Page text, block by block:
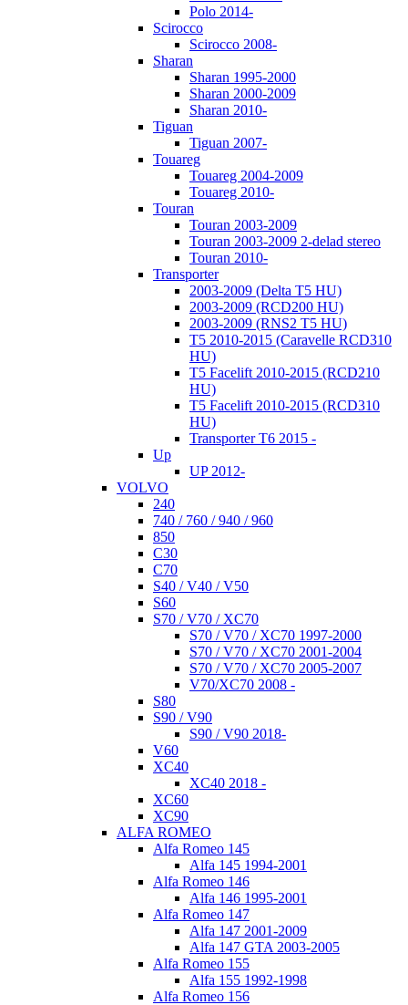
Polo 2014-
Scirocco
Scirocco 2008-
Sharan
Sharan 1995-2000
Sharan 2000-2009
Sharan 2010-
Tiguan
Tiguan 2007-
Touareg
Touareg 2004-2009
Touareg 2010-
Touran
Touran 2003-2009
Touran 2003-2009 2-delad stereo
Touran 2010-
Transporter
2003-2009 (Delta T5 HU)
2003-2009 (RCD200 HU)
2003-2009 (RNS2 T5 HU)
T5 2010-2015 (Caravelle RCD310
HU)
T5 Facelift 2010-2015 (RCD210
HU)
T5 Facelift 2010-2015 (RCD310
HU)
Transporter T6 2015 -
Up
UP 2012-
VOLVO
240
740 / 760 / 940 / 960
850
C30
C70
S40 / V40 / V50
S60
S70 / V70 / XC70
S70 / V70 / XC70 1997-2000
S70 / V70 / XC70 2001-2004
S70 / V70 / XC70 2005-2007
V70/XC70 2008 -
S80
S90 / V90
S90 / V90 2018-
V60
XC40
XC40 2018 -
XC60
XC90
ALFA ROMEO
Alfa Romeo 145
Alfa 145 1994-2001
Alfa Romeo 146
Alfa 146 1995-2001
Alfa Romeo 147
Alfa 147 2001-2009
Alfa 147 GTA 2003-2005
Alfa Romeo 155
Alfa 155 1992-1998
Alfa Romeo 156